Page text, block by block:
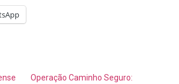
Operação Caminho Seguro: